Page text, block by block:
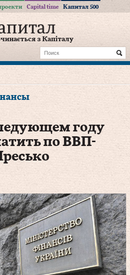
Capital time Капитал 500
з Капіталу
году
по ВВП-